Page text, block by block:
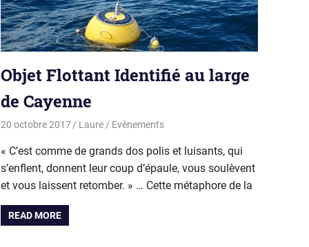
Objet Flottant Identifié au large
de Cayenne
20 octobre 2017 Laure Evènements
« C’est comme de grands dos polis et luisants, qui
s’enflent, donnent leur coup d’épaule, vous soulèvent
et vous laissent retomber. » … Cette métaphore de la
READ MORE